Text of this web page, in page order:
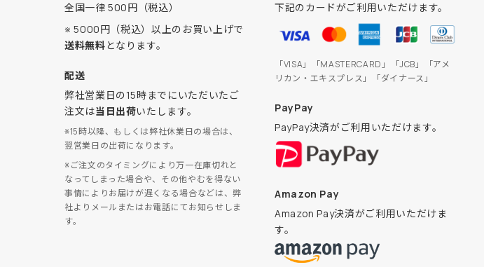
全国一律 500円（税込）
※ 5000円（税込）以上のお買い上げで
送料無料となります。
配送
弊社営業日の15時までにいただいたご
注文は当日出荷いたします。
※15時以降、もしくは弊社休業日の場合は、
翌営業日の出荷になります。
※ご注文のタイミングにより万一在庫切れと
なってしまった場合や、その他やむを得ない
事情によりお届けが遅くなる場合などは、弊
社よりメールまたはお電話にてお知らせしま
す。
下記のカードがご利用いただけます。
「VISA」「MASTERCARD」「JCB」「アメ
リカン・エキスプレス」「ダイナース」
PayPay
PayPay決済がご利用いただけます。
Amazon Pay
Amazon Pay決済がご利用いただけま
す。